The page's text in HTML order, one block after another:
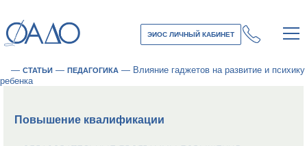
ЭИОС ЛИЧНЫЙ КАБИНЕТ
— СТАТЬИ — ПЕДАГОГИКА — Влияние гаджетов на развитие и психику
ребенка
Повышение квалификации